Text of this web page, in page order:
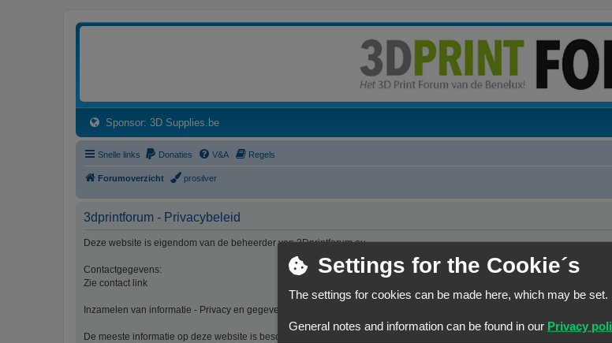
Sponsor: 3D Supplies.be(Opens a new tab)
Snelle links Donaties V&A Regels
Forumoverzicht prosilver
3dprintforum - Privacybeleid
Deze website is eigendom van de beheerder van 3Dprintforum.eu
Contactgegevens:
Zie contact link
Inzamelen van informatie - Privacy en gegevensbescherming
De meeste informatie op deze website is beschikbaar zonder dat er persoonsgegevens moeten worden verstrekt.
Settings for the Cookie´s
The settings for cookies can be made here, which may be set.
General notes and information can be found in our Privacy